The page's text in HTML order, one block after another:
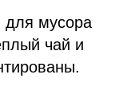
для мусора
чай и